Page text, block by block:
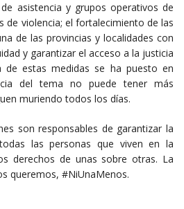
asistencia y grupos operativos de
de violencia; el fortalecimiento de las
de las provincias y localidades con
y garantizar el acceso a la justicia
de estas medidas se ha puesto en
del tema no puede tener más
muriendo todos los días.
son responsables de garantizar la
las personas que viven en la
derechos de unas sobre otras. La
queremos, #NiUnaMenos.